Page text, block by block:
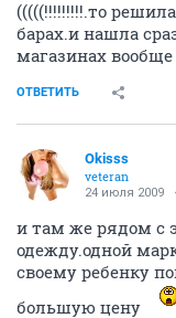
(((((!!!!!!!!!.то
барах.и нашла
магазинах
ОТВЕТИТЬ
Okisss
veteran
24 июля 2009
и там же рядом с
одежду.одной
своему ребенку
большую цену